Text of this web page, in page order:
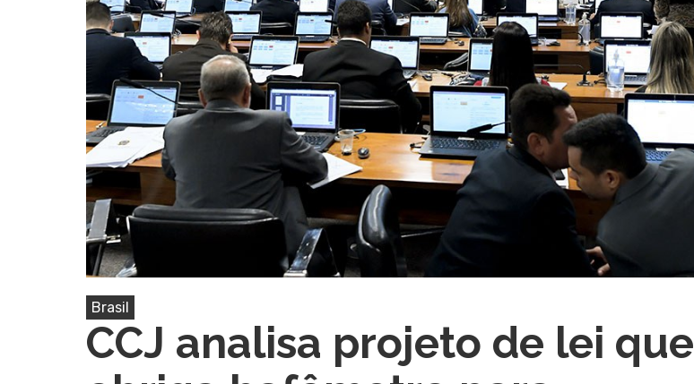
Pressione Enter para pesquisar ou ESC para fechar
Brasil
CCJ analisa projeto de lei que